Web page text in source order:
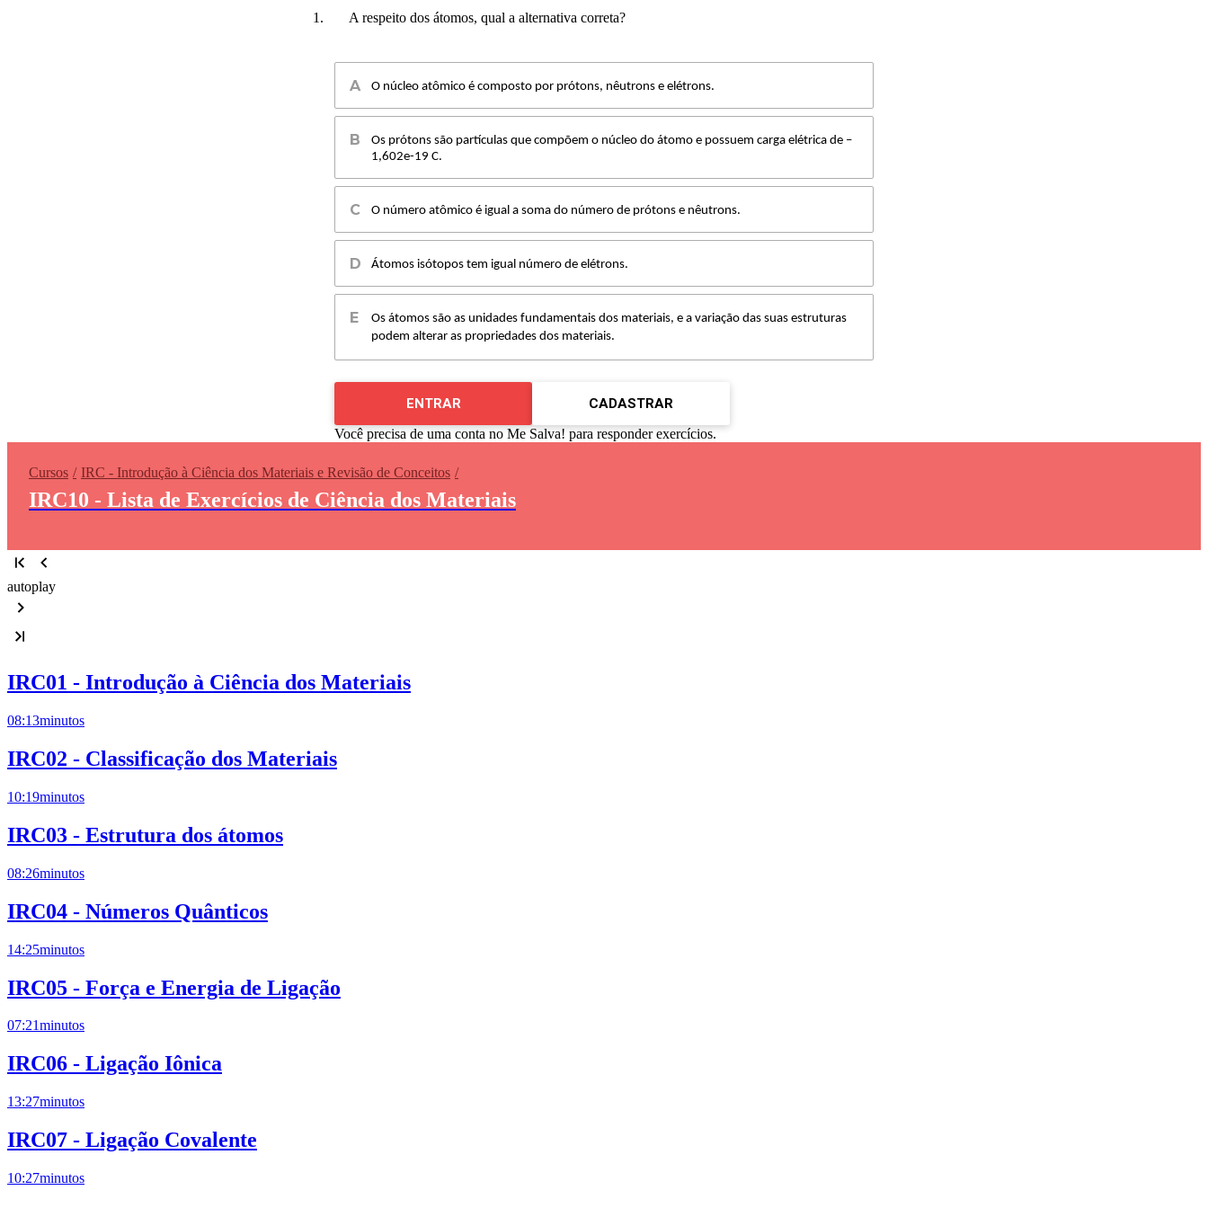
1. A respeito dos átomos, qual a alternativa correta?
O núcleo atômico é composto por prótons, nêutrons e elétrons.
Os prótons são partículas que compõem o núcleo do átomo e possuem carga elétrica de –
1,602e-19 C.
O número atômico é igual a soma do número de prótons e nêutrons.
Átomos isótopos tem igual número de elétrons.
Os átomos são as unidades fundamentais dos materiais, e a variação das suas estruturas
podem alterar as propriedades dos materiais.
ENTRAR CADASTRAR
Você precisa de uma conta no Me Salva! para responder exercícios.
Cursos IRC - Introdução à Ciência dos Materiais e Revisão de Conceitos
IRC10 - Lista de Exercícios de Ciência dos Materiais
autoplay
IRC01 - Introdução à Ciência dos Materiais
08:13minutos
IRC02 - Classificação dos Materiais
10:19minutos
IRC03 - Estrutura dos átomos
08:26minutos
IRC04 - Números Quânticos
14:25minutos
IRC05 - Força e Energia de Ligação
07:21minutos
IRC06 - Ligação Iônica
13:27minutos
IRC07 - Ligação Covalente
10:27minutos